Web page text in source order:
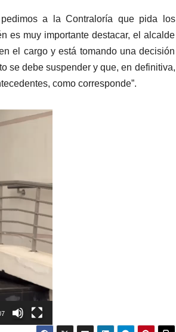
a la Contraloría que pida los
es muy importante destacar, el alcalde
el cargo y está tomando una decisión
se debe suspender y que, en definitiva,
como corresponde”.